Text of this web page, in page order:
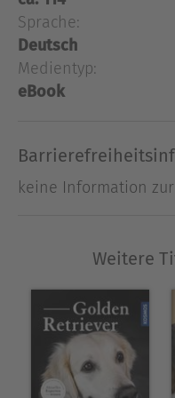
erfahrene
wie man diese
Hunde richtig hält,
Sprache:
Deutsch
Medientyp:
eBook
keine Information
Weitere